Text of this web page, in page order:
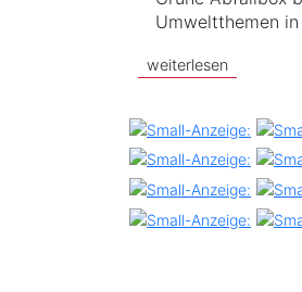
Umweltthemen
weiterlesen